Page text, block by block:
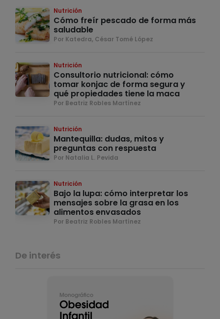
Nutrición
Cómo freír pescado de forma más
saludable
Por Katedra, César Tomé López
Nutrición
Consultorio nutricional: cómo
tomar konjac de forma segura y
qué propiedades tiene la maca
Por Beatriz Robles Martínez
Nutrición
Mantequilla: dudas, mitos y
preguntas con respuesta
Por Natalia L. Pevida
Nutrición
Bajo la lupa: cómo interpretar los
mensajes sobre la grasa en los
alimentos envasados
Por Beatriz Robles Martínez
De interés